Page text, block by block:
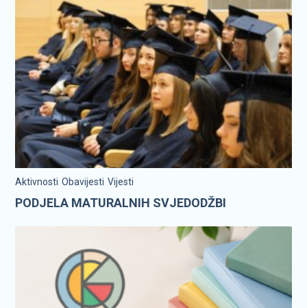
Aktivnosti Obavijesti Vijesti
PODJELA MATURALNIH SVJEDODŽBI